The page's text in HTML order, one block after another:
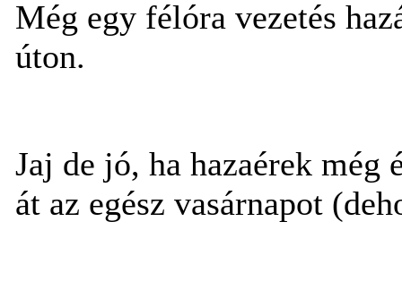
Még egy félóra vezetés
úton.
Jaj de jó, ha hazaérek még
át az egész vasárnapot